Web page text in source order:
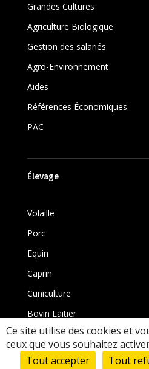
Grandes Cultures
Agriculture Biologique
Gestion des salariés
Agro-Environnement
Aides
Références Économiques
PAC
Élevage
Volaille
Porc
Equin
Caprin
Cuniculture
Bovin Laitier
Bovin
Ce site utilise des cookies et
ceux que vous souhaitez
Tout accepter
Tout